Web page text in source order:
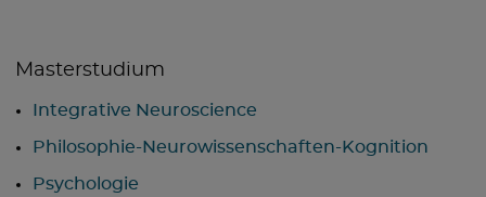
Masterstudium
Integrative Neuroscience
Philosophie-Neurowissenschaften-Kognition
Psychologie